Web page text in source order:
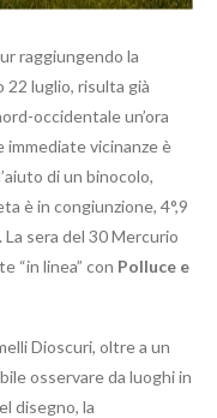
raggiungendo la
22 luglio, risulta già
occidentale un’ora
immediate vicinanze è
di un binocolo,
è in congiunzione, 4°,9
sera del 30 Mercurio
“in linea” con Polluce e
Dioscuri, oltre a un
osservare da luoghi in
disegno, la